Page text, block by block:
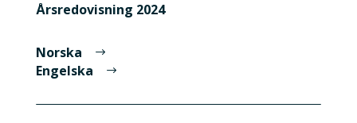
Årsredovisning 2024
Norska
Engelska